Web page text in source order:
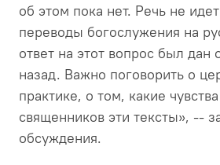
об этом пока нет. Речь не
переводы богослужения на
ответ на этот вопрос был дан
назад. Важно поговорить о
практике, о том, какие
священников эти тексты», --
обсуждения.